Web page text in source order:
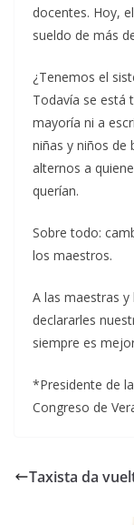
docentes. Hoy,
sueldo de más
¿Tenemos el
Todavía se está
mayoría ni a
niñas y niños de
alternos a
querían.
Sobre todo:
los maestros.
A las maestras
declararles
siempre es
*Presidente de
Congreso de
Taxista da